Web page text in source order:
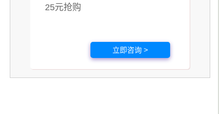
25元抢购
立即咨询 >